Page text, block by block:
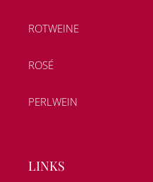
ROTWEINE
ROSÉ
PERLWEIN
LINKS